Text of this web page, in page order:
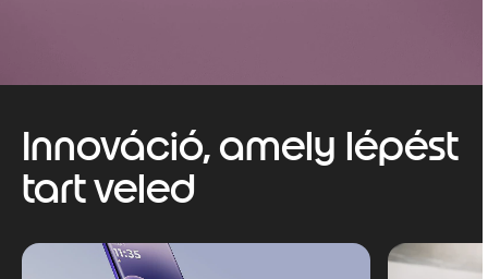
Innováció, amely lépést
tart veled